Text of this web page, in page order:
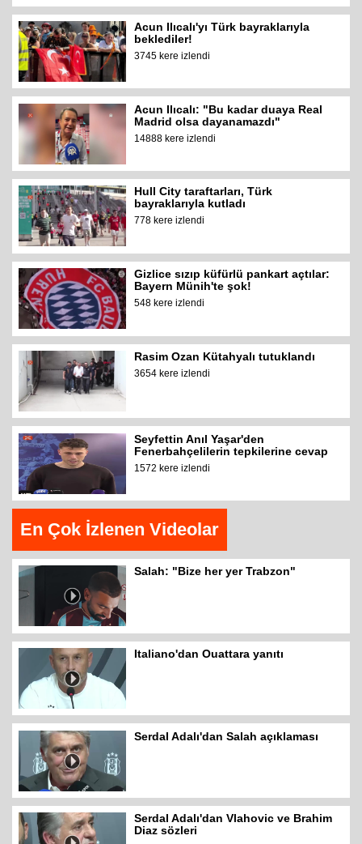
Acun Ilıcalı'yı Türk bayraklarıyla
beklediler!
3745 kere izlendi
Acun Ilıcalı: "Bu kadar duaya Real
Madrid olsa dayanamazdı"
14888 kere izlendi
Hull City taraftarları, Türk
bayraklarıyla kutladı
778 kere izlendi
Gizlice sızıp küfürlü pankart açtılar:
Bayern Münih'te şok!
548 kere izlendi
Rasim Ozan Kütahyalı tutuklandı
3654 kere izlendi
Seyfettin Anıl Yaşar'den
Fenerbahçelilerin tepkilerine cevap
1572 kere izlendi
En Çok İzlenen Videolar
Salah: "Bize her yer Trabzon"
Italiano'dan Ouattara yanıtı
Serdal Adalı'dan Salah açıklaması
Serdal Adalı'dan Vlahovic ve Brahim
Diaz sözleri